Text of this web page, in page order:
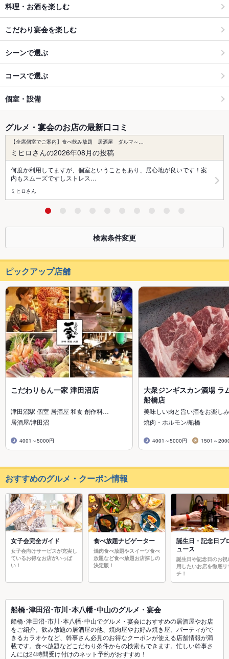
料理・お酒を楽しむ
こだわり宴会を楽しむ
シーンで選ぶ
コースで選ぶ
個室・設備
グルメ・宴会のお店の最新口コミ
【全席個室でご案内】食べ飲み放題 居酒屋 ダルマ～…
ミヒロさんの2026年08月の投稿
何度か利用してますが、個室ということもあり、居心地が良いです！案
内もスムーズですしストレス…
ミヒロさん
検索条件変更
ピックアップ店舗
こだわりもん一家 津田沼店
津田沼駅 個室 居酒屋 和食 創作料…
居酒屋/津田沼
4001～5000円
大衆ジンギスカン酒場 ラ
船橋店
美味しい肉と旨い酒をお楽し
焼肉・ホルモン/船橋
4001～5000円 1501～
おすすめのグルメ・クーポン情報
女子会完全ガイド
女子会向けサービスが充実し
ているお得なお店がいっぱ
い！
食べ放題ナビゲーター
焼肉食べ放題やスイーツ食べ
放題など食べ放題お店探しの
決定版！
誕生日・記念日プ
ュース
誕生日や記念日のお祝
用したいお店を徹底リ
チ！
船橋･津田沼･市川･本八幡･中山のグルメ・宴会
船橋･津田沼･市川･本八幡･中山でグルメ・宴会におすすめの居酒屋やお店
をご紹介。飲み放題の居酒屋の他、焼肉屋やお好み焼き屋、パーティがで
きるカラオケなど、幹事さん必見のお得なクーポンが使える店舗情報が満
載です。食べ放題などこだわり条件からの検索もできます。忙しい幹事さ
んには24時間受け付けのネット予約がおすすめ！